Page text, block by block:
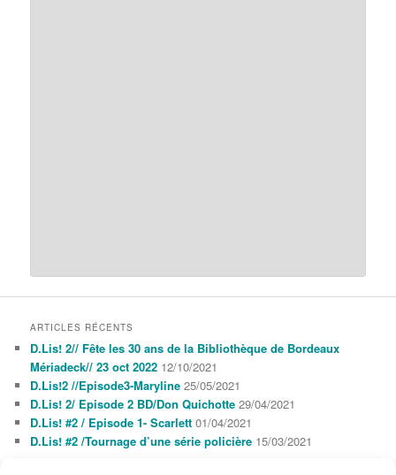
ARTICLES RÉCENTS
D.Lis! 2// Fête les 30 ans de la Bibliothèque de Bordeaux
Mériadeck// 23 oct 2022 12/10/2021
D.Lis!2 //Episode3-Maryline 25/05/2021
D.Lis! 2/ Episode 2 BD/Don Quichotte 29/04/2021
D.Lis! #2 / Episode 1- Scarlett 01/04/2021
D.Lis! #2 /Tournage d’une série policière 15/03/2021